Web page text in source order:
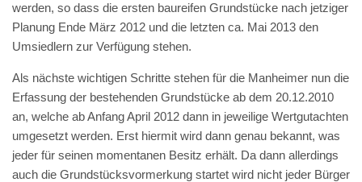
werden, so dass die ersten baureifen Grundstücke nach jetziger
Planung Ende März 2012 und die letzten ca. Mai 2013 den
Umsiedlern zur Verfügung stehen.
Als nächste wichtigen Schritte stehen für die Manheimer nun die
Erfassung der bestehenden Grundstücke ab dem 20.12.2010
an, welche ab Anfang April 2012 dann in jeweilige Wertgutachten
umgesetzt werden. Erst hiermit wird dann genau bekannt, was
jeder für seinen momentanen Besitz erhält. Da dann allerdings
auch die Grundstücksvormerkung startet wird nicht jeder Bürger